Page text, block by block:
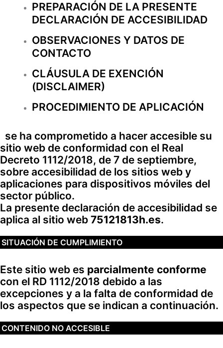
PREPARACIÓN DE LA PRESENTE
DECLARACIÓN DE ACCESIBILIDAD
OBSERVACIONES Y DATOS DE
CONTACTO
CLÁUSULA DE EXENCIÓN
(DISCLAIMER)
PROCEDIMIENTO DE APLICACIÓN
se ha comprometido a hacer accesible su
sitio web de conformidad con el Real
Decreto 1112/2018, de 7 de septiembre,
sobre accesibilidad de los sitios web y
aplicaciones para dispositivos móviles del
sector público.
La presente declaración de accesibilidad se
aplica al sitio web 75121813h.es.
SITUACIÓN DE CUMPLIMIENTO
Este sitio web es parcialmente conforme
con el RD 1112/2018 debido a las
excepciones y a la falta de conformidad de
los aspectos que se indican a continuación.
CONTENIDO NO ACCESIBLE